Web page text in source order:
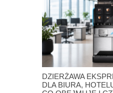
DZIERŻAWA
DLA BIURA,